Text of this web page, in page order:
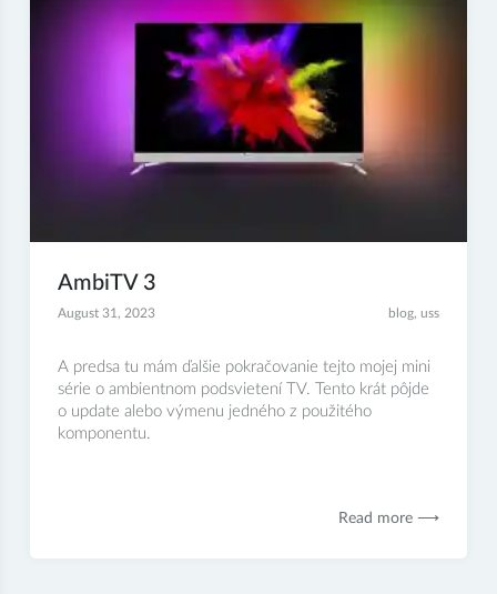
AmbiTV 3
August 31, 2023 blog,uss
A predsa tu mám ďalšie pokračovanie tejto mojej mini
série o ambientnom podsvietení TV. Tento krát pôjde
o update alebo výmenu jedného z použitého
komponentu.
Read more ⟶